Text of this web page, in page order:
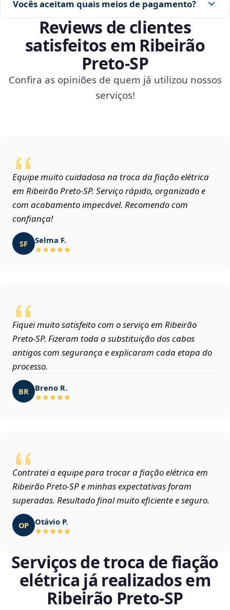
Vocês aceitam quais meios de pagamento?
Reviews de clientes
satisfeitos em Ribeirão
Preto‑SP
Confira as opiniões de quem já utilizou nossos
serviços!
Equipe muito cuidadosa na troca da fiação elétrica
em Ribeirão Preto‑SP. Serviço rápido, organizado e
com acabamento impecável. Recomendo com
confiança!
SF Selma F.
Fiquei muito satisfeito com o serviço em Ribeirão
Preto‑SP. Fizeram toda a substituição dos cabos
antigos com segurança e explicaram cada etapa do
processo.
BR Breno R.
Contratei a equipe para trocar a fiação elétrica em
Ribeirão Preto‑SP e minhas expectativas foram
superadas. Resultado final muito eficiente e seguro.
OP Otávio P.
Serviços de troca de fiação
elétrica já realizados em
Ribeirão Preto‑SP